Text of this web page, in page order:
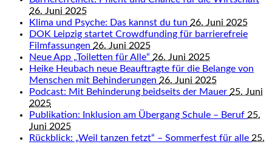
26. Juni 2025
Klima und Psyche: Das kannst du tun 26. Juni 2025
DOK Leipzig startet Crowdfunding für barrierefreie
Filmfassungen 26. Juni 2025
Neue App „Toiletten für Alle“ 26. Juni 2025
Heike Heubach neue Beauftragte für die Belange von
Menschen mit Behinderungen 26. Juni 2025
Podcast: Mit Behinderung beidseits der Mauer 25. Juni
2025
Publikation: Inklusion am Übergang Schule – Beruf 25.
Juni 2025
Rückblick: „Weil tanzen fetzt“ – Sommerfest für alle 25.